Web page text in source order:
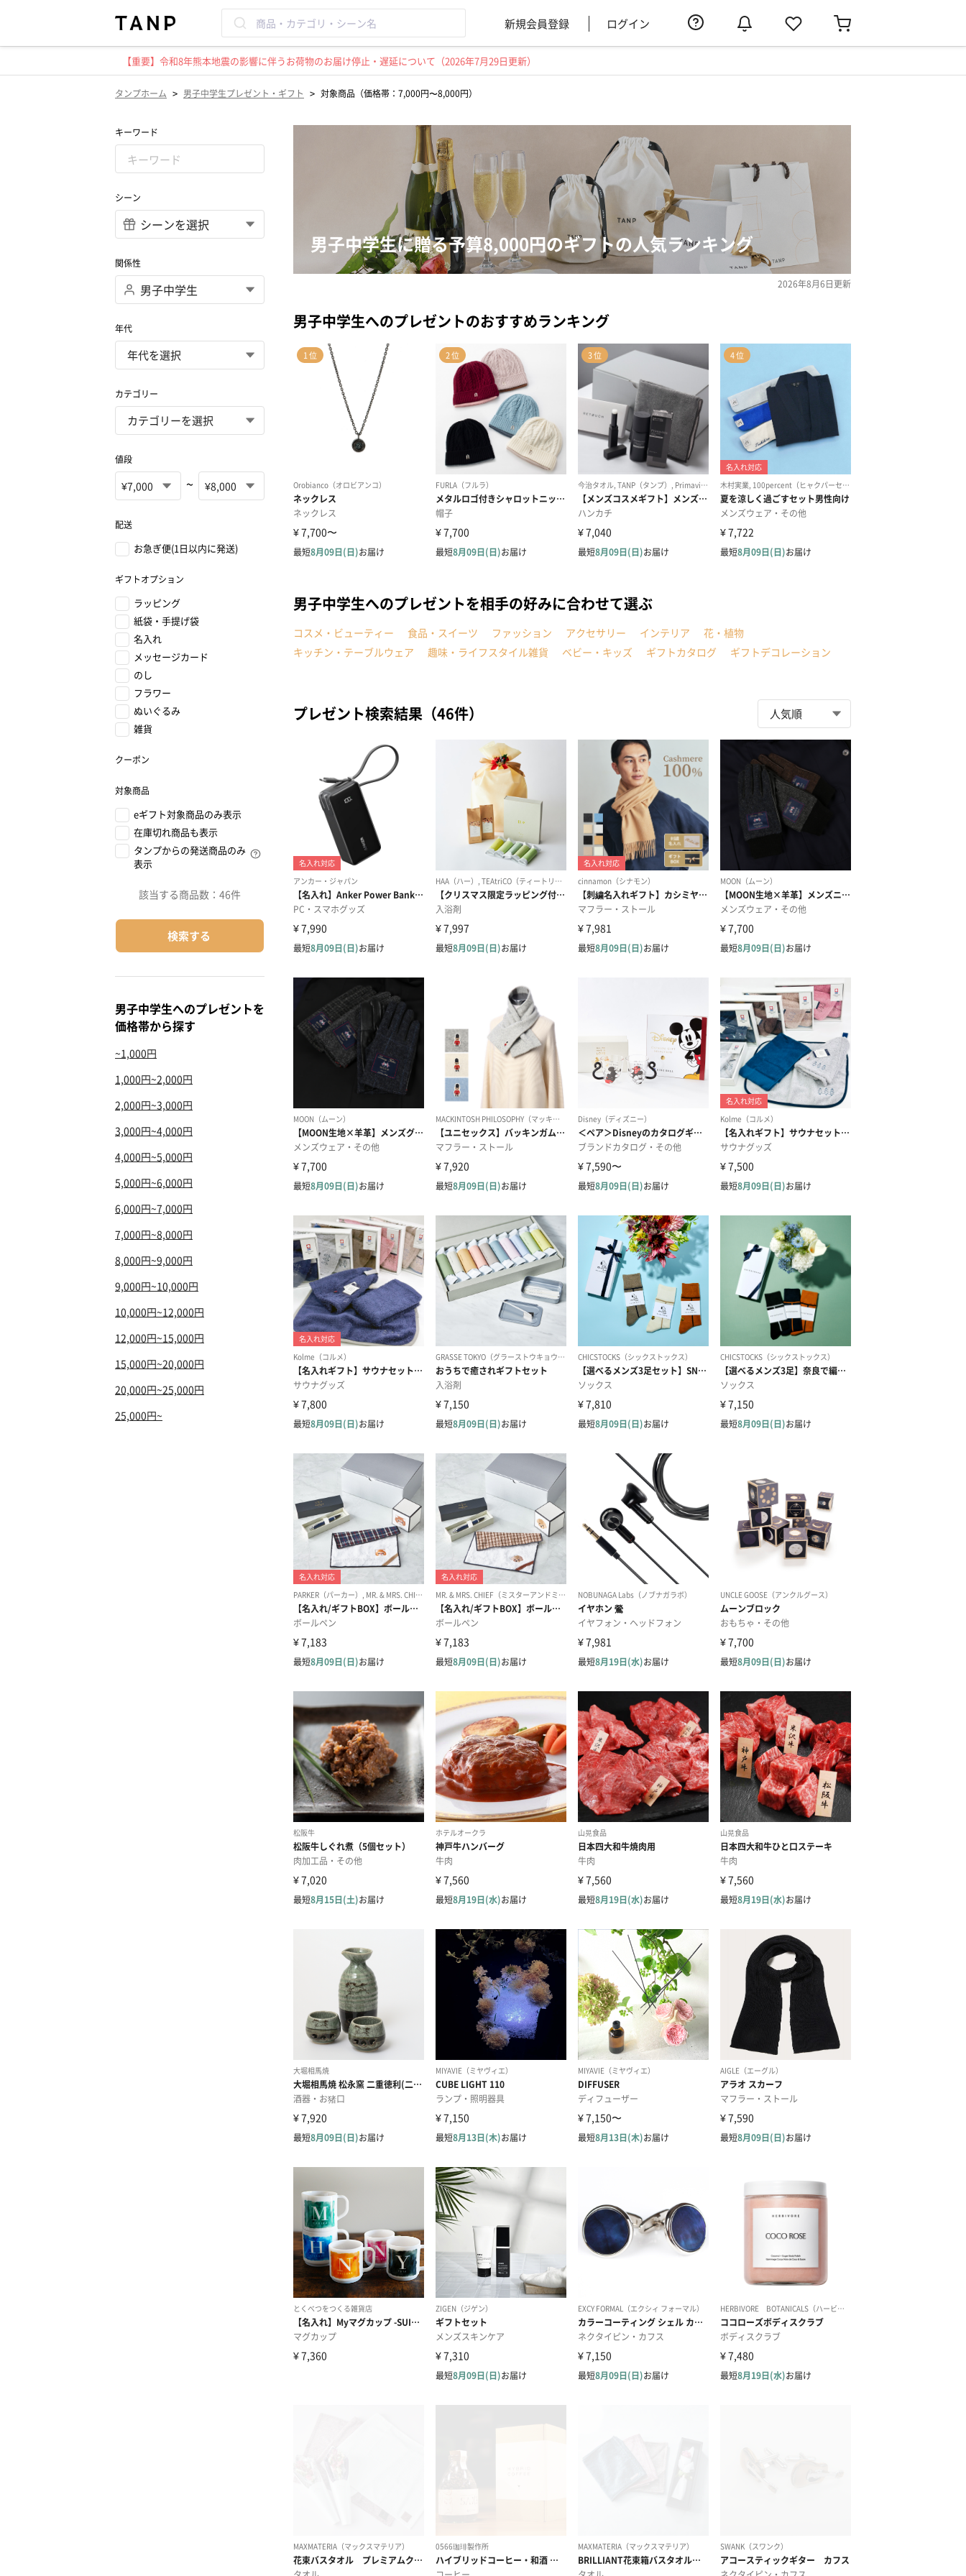
新規会員登録 ログイン
【重要】令和8年熊本地震の影響に伴うお荷物のお届け停止・遅延について（2026年7月29日更新）
タンプホーム > 男子中学生プレゼント・ギフト > 対象商品（価格帯：7,000円〜8,000円）
キーワード
シーン
関係性
年代
カテゴリー
値段
~
配送
お急ぎ便(1日以内に発送)
ギフトオプション
ラッピング
紙袋・手提げ袋
名入れ
メッセージカード
のし
フラワー
ぬいぐるみ
雑貨
クーポン
対象商品
eギフト対象商品のみ表示
在庫切れ商品も表示
タンプからの発送商品のみ
表示
該当する商品数： 46件
検索する
男子中学生へのプレゼントを
価格帯から探す
~1,000円
1,000円~2,000円
2,000円~3,000円
3,000円~4,000円
4,000円~5,000円
5,000円~6,000円
6,000円~7,000円
7,000円~8,000円
8,000円~9,000円
9,000円~10,000円
10,000円~12,000円
12,000円~15,000円
15,000円~20,000円
20,000円~25,000円
25,000円~
男子中学生に贈る予算8,000円のギフトの人気ランキング
2026年8月6日更新
男子中学生へのプレゼントのおすすめランキング
男子中学生へのプレゼントを相手の好みに合わせて選ぶ
コスメ・ビューティー 食品・スイーツ ファッション アクセサリー インテリア
花・植物
キッチン・テーブルウェア
趣味・ライフスタイル雑貨 ベビー・キッズ ギフトカタログ ギフトデコレーション
プレゼント検索結果（46件）